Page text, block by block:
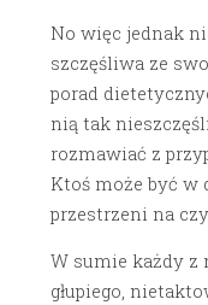
No więc jednak
szczęśliwa ze
porad
nią tak
rozmawiać z
Ktoś może być w
przestrzeni na
W sumie każdy z
głupiego,